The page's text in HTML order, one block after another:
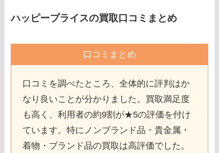
ハッピープライスの買取口コミまとめ
口コミまとめ
口コミを調べたところ、全体的に評判はか
なり良いことが分かりました。買取満足度
も高く、利用者の約9割が★5の評価を付け
ています。特にノンブランド品・貴金属・
着物・ブランド品の買取は高評価でした。